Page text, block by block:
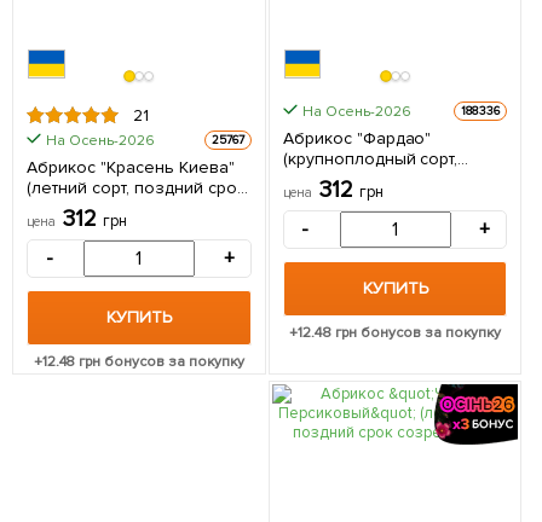
21
На Осень-2026 25767
Абрикос "Красень Киева"
(летний сорт, поздний срок
созревания) 1 саженец в
упаковке
цена 312 грн
- +
КУПИТЬ
+12.48 грн бонусов за покупку
На Осень-2026 188336
Абрикос "Фардао"
(крупноплодный сорт,
поздний срок созревания)
1 саженец в упаковке
цена 312 грн
- +
КУПИТЬ
+12.48 грн бонусов за покупку